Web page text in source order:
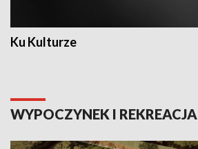
Ku Kulturze
WYPOCZYNEK I REKREACJA